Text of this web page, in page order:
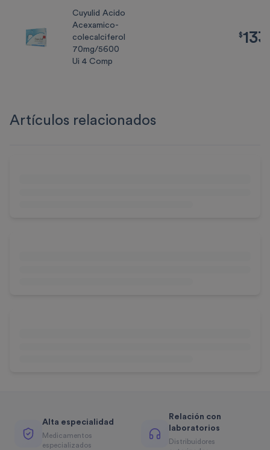
Cuyulid Acido
Acexamico-
colecalciferol
70mg/5600
Ui 4 Comp
$
$
Artículos relacionados
Alta especialidad
Medicamentos
especializados
Relación con
laboratorios
Distribuidores